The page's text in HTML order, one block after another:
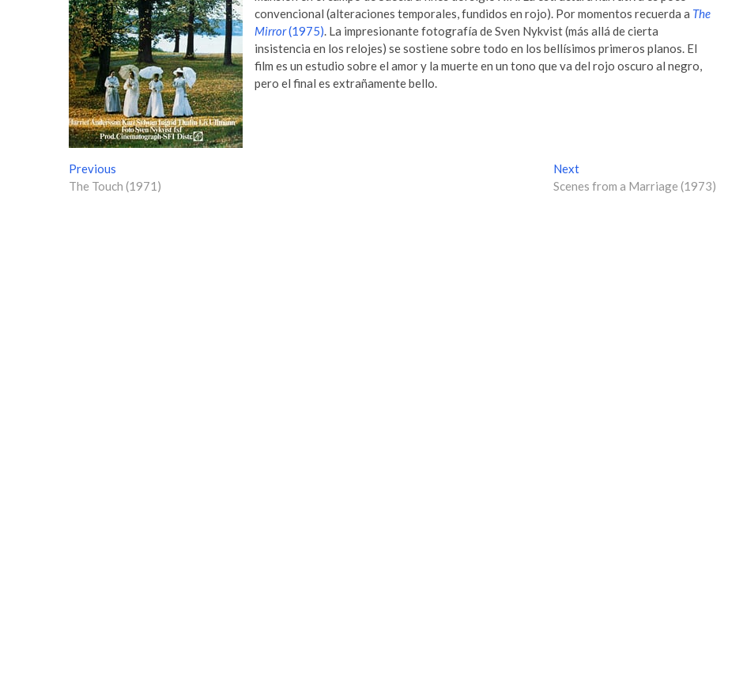
convencional (alteraciones temporales, fundidos en rojo). Por momentos recuerda a The
Mirror(1975). La impresionante fotografía de Sven Nykvist (más allá de cierta
insistencia en los relojes) se sostiene sobre todo en los bellísimos primeros planos. El
film es un estudio sobre el amor y la muerte en un tono que va del rojo oscuro al negro,
pero el final es extrañamente bello.
N
a
Previous
r
The Touch (1971)
Next
e
Scenes from a Marriage (1973)